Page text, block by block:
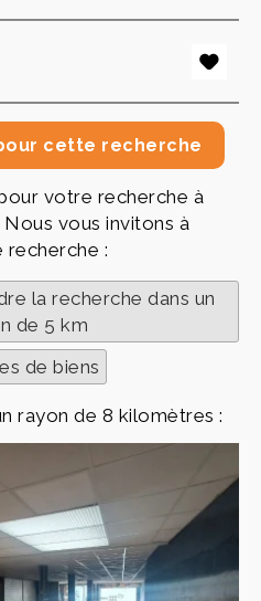
votre recherche à
vous invitons à
:
la recherche dans un
de 5 km
de biens
rayon de 8 kilomètres :